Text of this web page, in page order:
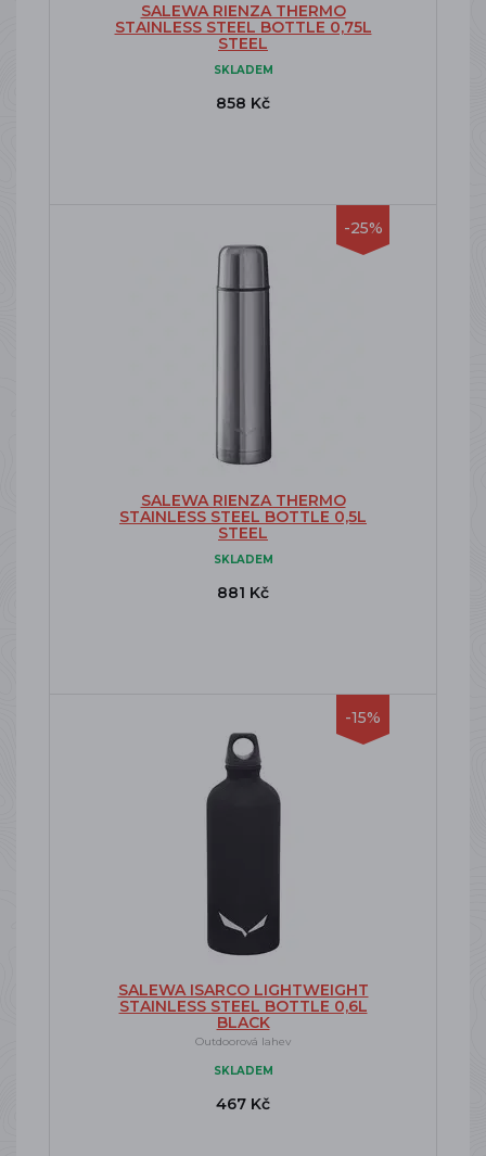
SALEWA RIENZA THERMO
STAINLESS STEEL BOTTLE 0,75L
STEEL
SKLADEM
858 Kč
-25%
SALEWA RIENZA THERMO
STAINLESS STEEL BOTTLE 0,5L
STEEL
SKLADEM
881 Kč
-15%
SALEWA ISARCO LIGHTWEIGHT
STAINLESS STEEL BOTTLE 0,6L
BLACK
Outdoorová lahev
SKLADEM
467 Kč